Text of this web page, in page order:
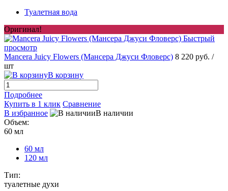
Туалетная вода
Оригинал!
Быстрый
просмотр
Mancera Juicy Flowers (Мансера Джуси Фловерс) 8 220 руб. /
шт
В корзину
Подробнее
Купить в 1 клик Сравнение
В избранное
В наличии
Объем:
60 мл
60 мл
120 мл
Тип:
туалетные духи